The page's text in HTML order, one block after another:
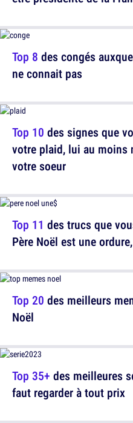
Top 10 des signes que
votre plaid, lui au moins
votre soeur
Top 20 des meilleurs
Noël
Top 8 des congés
ne connait pas
Top 11 des trucs que
Père Noël est une
Top 35+ des meilleures
faut regarder à tout prix